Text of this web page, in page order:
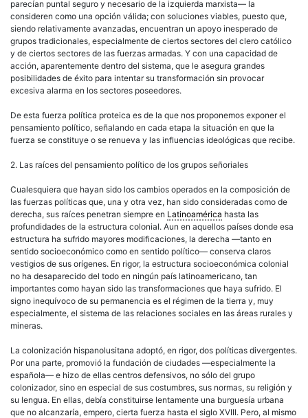
parecían puntal seguro y necesario de la izquierda marxista— la
consideren como una opción válida; con soluciones viables, puesto que,
siendo relativamente avanzadas, encuentran un apoyo inesperado de
grupos tradicionales, especialmente de ciertos sectores del clero católico
y de ciertos sectores de las fuerzas armadas. Y con una capacidad de
acción, aparentemente dentro del sistema, que le asegura grandes
posibilidades de éxito para intentar su transformación sin provocar
excesiva alarma en los sectores poseedores.
De esta fuerza política proteica es de la que nos proponemos exponer el
pensamiento político, señalando en cada etapa la situación en que la
fuerza se constituye o se renueva y las influencias ideológicas que recibe.
2. Las raíces del pensamiento político de los grupos señoriales
Cualesquiera que hayan sido los cambios operados en la composición de
las fuerzas políticas que, una y otra vez, han sido consideradas como de
derecha, sus raíces penetran siempre en Latinoamérica hasta las
profundidades de la estructura colonial. Aun en aquellos países donde esa
estructura ha sufrido mayores modificaciones, la derecha —tanto en
sentido socioeconómico como en sentido político— conserva claros
vestigios de sus orígenes. En rigor, la estructura socioeconómica colonial
no ha desaparecido del todo en ningún país latinoamericano, tan
importantes como hayan sido las transformaciones que haya sufrido. El
signo inequívoco de su permanencia es el régimen de la tierra y, muy
especialmente, el sistema de las relaciones sociales en las áreas rurales y
mineras.
La colonización hispanolusitana adoptó, en rigor, dos políticas divergentes.
Por una parte, promovió la fundación de ciudades —especialmente la
española— e hizo de ellas centros defensivos, no sólo del grupo
colonizador, sino en especial de sus costumbres, sus normas, su religión y
su lengua. En ellas, debía constituirse lentamente una burguesía urbana
que no alcanzaría, empero, cierta fuerza hasta el siglo XVIII. Pero, al mismo